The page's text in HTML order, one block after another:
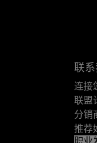
联
连接
联盟
分销
推荐